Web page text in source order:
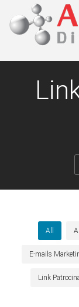
All
E-mails
Link